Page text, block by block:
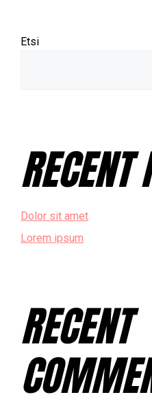
Etsi
RECENT
Dolor sit amet
Lorem ipsum
RECENT